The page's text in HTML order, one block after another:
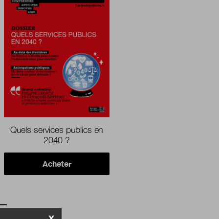
Quels services publics en
2040 ?
Acheter